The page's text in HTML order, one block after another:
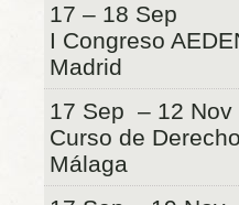
17 – 18 Sep
I Congreso
Madrid
17 Sep – 12 Nov
Curso de
Málaga